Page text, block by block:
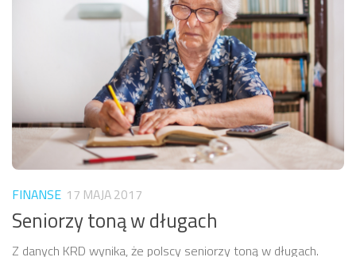
FINANSE 17 MAJA 2017
Seniorzy toną w długach
Z danych KRD wynika, że polscy seniorzy toną w długach.